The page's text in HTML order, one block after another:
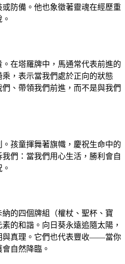
防備。他也象徵著靈魂在經歷重
在塔羅牌中，馬通常代表前進的
，表示當我們處於正向的狀態
、帶領我們前進，而不是與我們
孩童揮舞著旗幟，慶祝生命中的
們：當我們用心生活，勝利會自
的四個牌組（權杖、聖杯、寶
的和諧。向日葵永遠追隨太陽，
與真理。它們也代表豐收——當你
自然降臨。